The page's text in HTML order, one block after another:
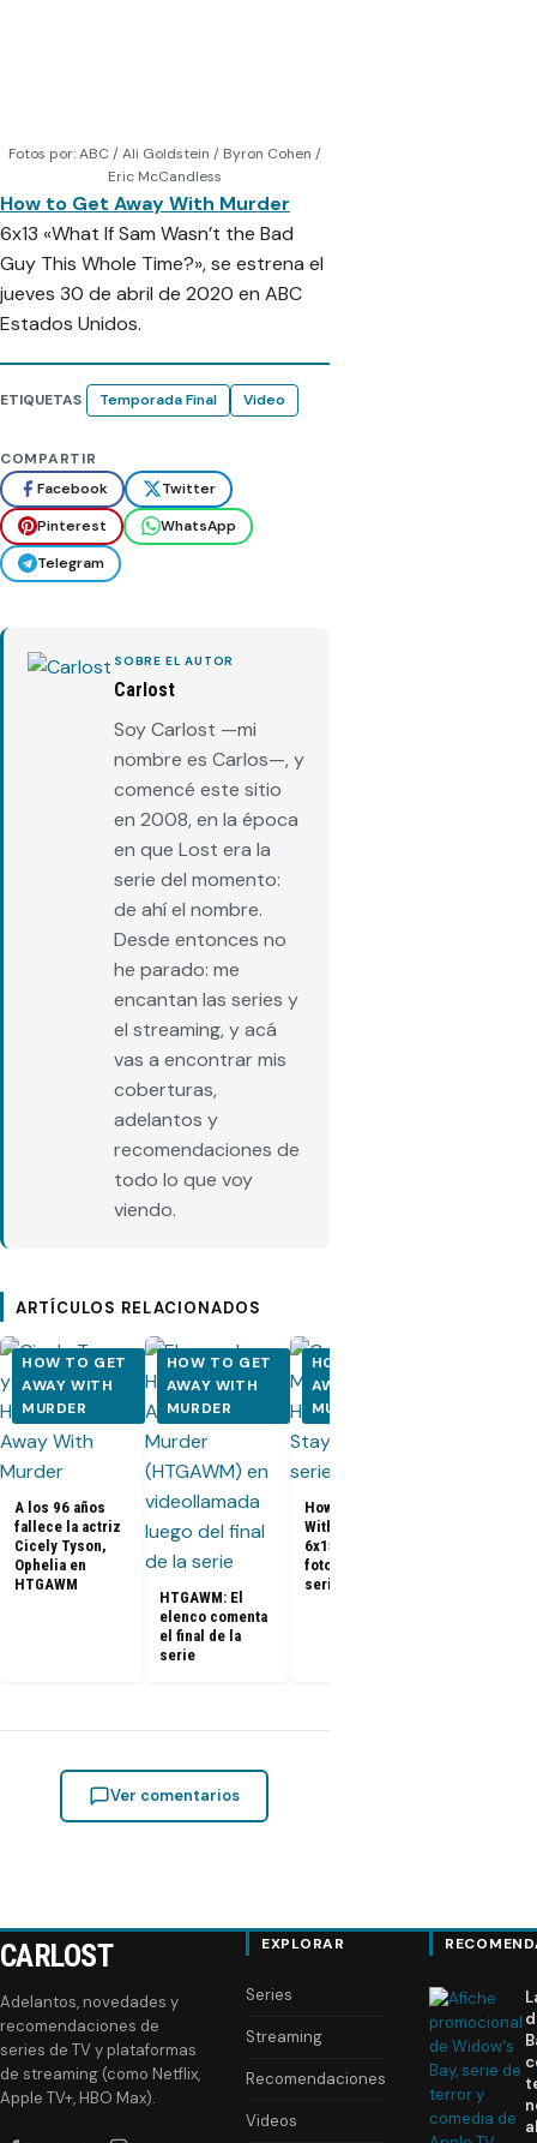
Fotos por: ABC / Ali Goldstein / Byron Cohen /
Eric McCandless
How to Get Away With Murder
6x13 «What If Sam Wasn’t the Bad
Guy This Whole Time?», se estrena el
jueves 30 de abril de 2020 en ABC
Estados Unidos.
ETIQUETAS Temporada Final Video
COMPARTIR
Facebook
Twitter
Pinterest
WhatsApp
Telegram
SOBRE EL AUTOR
Carlost
Soy Carlost —mi
nombre es Carlos—, y
comencé este sitio
en 2008, en la época
en que Lost era la
serie del momento:
de ahí el nombre.
Desde entonces no
he parado: me
encantan las series y
el streaming, y acá
vas a encontrar mis
coberturas,
adelantos y
recomendaciones de
todo lo que voy
viendo.
ARTÍCULOS RELACIONADOS
HOW TO GET
AWAY WITH
MURDER
A los 96 años
fallece la actriz
Cicely Tyson,
Ophelia en
HTGAWM
HOW TO GET
AWAY WITH
MURDER
HTGAWM: El
elenco comenta
el final de la
serie
HOW TO GET
AWAY WITH
MURDER
How to Get Away
With Murder
6x15: Promo +
fotos (Final de la
serie)
Ver comentarios
CARLOST
Adelantos, novedades y
recomendaciones de
series de TV y plataformas
de streaming (como Netflix,
Apple TV+, HBO Max).
EXPLORAR
Series
Streaming
Recomendaciones
Videos